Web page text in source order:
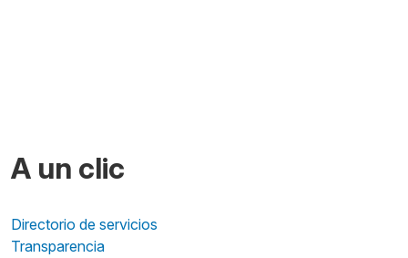
A un clic
Directorio de servicios
Transparencia